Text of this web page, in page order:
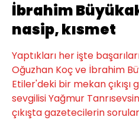
İbrahim
nasip, kısmet
Yaptıkları her işte
Oğuzhan Koç ve İbrahim
Etiler'deki bir mekan
sevgilisi Yağmur
çıkışta gazetecilerin